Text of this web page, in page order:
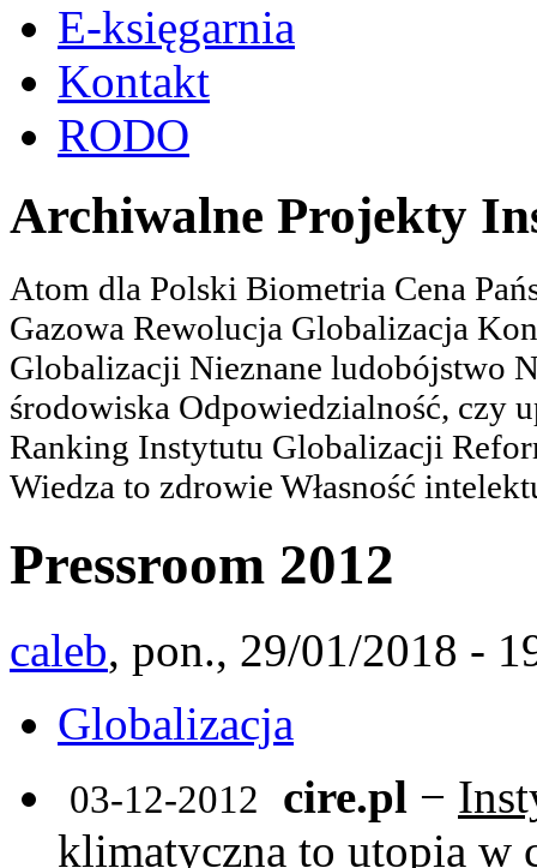
E-księgarnia
Kontakt
RODO
Archiwalne Projekty
Atom dla Polski Biometria Cena
Gazowa Rewolucja Globalizacja
Globalizacji Nieznane ludobójstwo
środowiska Odpowiedzialność, czy
Ranking Instytutu Globalizacji
Wiedza to zdrowie Własność
Pressroom 2012
caleb, pon., 29/01/2018 -
Globalizacja
03-12-2012 cire.pl −
klimatyczna to utopia w